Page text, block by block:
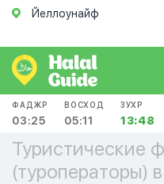
Йеллоунайф
ФАДЖР
03:25
ВОСХОД
05:11
ЗУХР
13:48
Туристические
(туроператоры)